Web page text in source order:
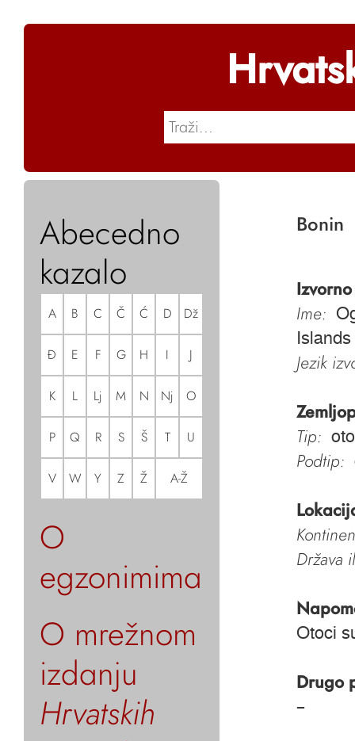
Abecedno
kazalo
A B C Č Ć D Dž
Đ E F G H I J
K L Lj M N Nj O
P Q R S Š T U
V W Y Z Ž A-Ž
O
egzonimima
O mrežnom
izdanju
Hrvatskih
Bonin
Ime:
Islands
Jezik
Tip:
Podtip:
Država
Otoci
Drugo
–